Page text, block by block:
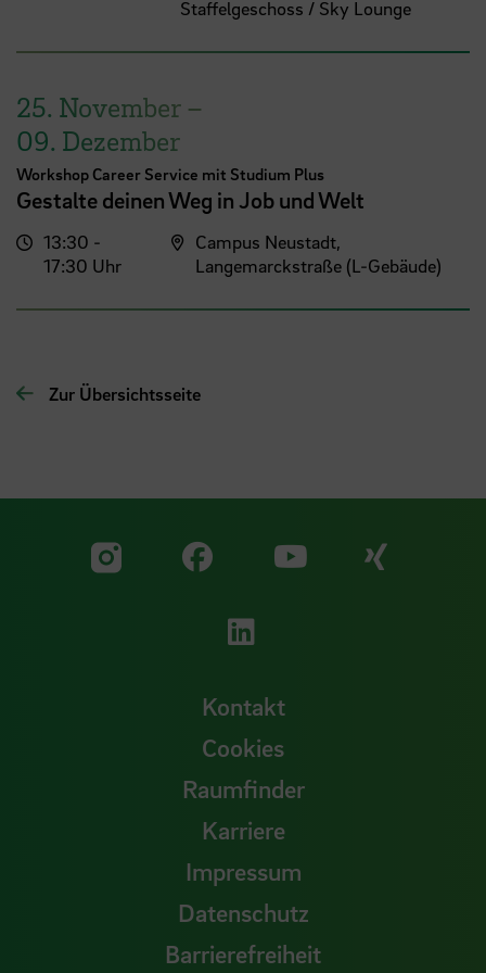
Staffelgeschoss / Sky Lounge
25. November –
09. Dezember
Workshop Career Service mit Studium Plus
Gestalte deinen Weg in Job und Welt
13:30 -
17:30 Uhr
Campus Neustadt,
Langemarckstraße (L-Gebäude)
Zur Übersichtsseite
Zu unserer Facebook
Zu
Zu unserer
Kontakt
Cookies
Raumfinder
Karriere
Impressum
Datenschutz
Barrierefreiheit